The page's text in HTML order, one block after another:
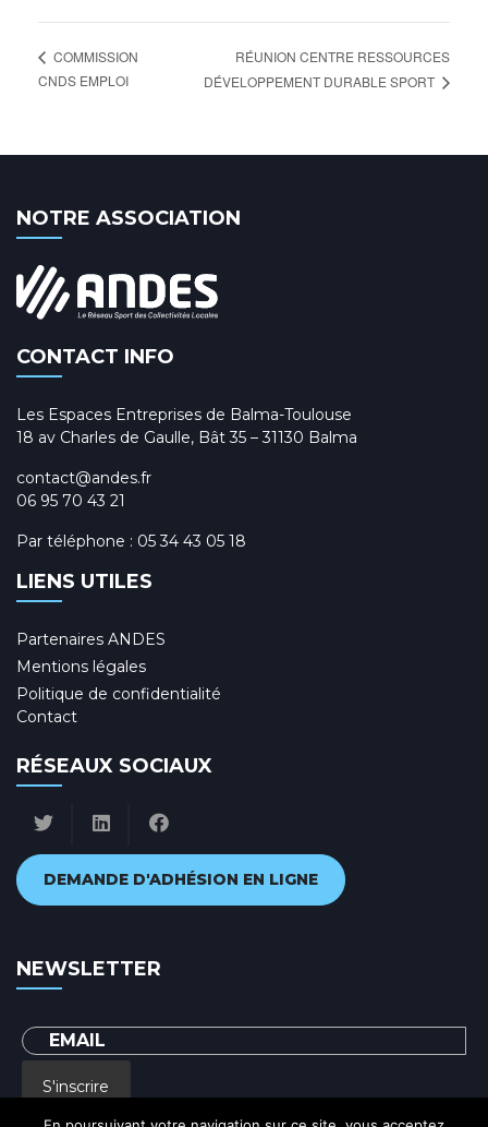
COMMISSION
CNDS EMPLOI
RÉUNION CENTRE RESSOURCES
DÉVELOPPEMENT DURABLE SPORT
NOTRE ASSOCIATION
CONTACT INFO
Les Espaces Entreprises de Balma-Toulouse
18 av Charles de Gaulle, Bât 35 – 31130 Balma
contact@andes.fr
06 95 70 43 21
Par téléphone : 05 34 43 05 18
LIENS UTILES
Partenaires ANDES
Mentions légales
Politique de confidentialité
Contact
RÉSEAUX SOCIAUX
DEMANDE D'ADHÉSION EN LIGNE
NEWSLETTER
S'inscrire